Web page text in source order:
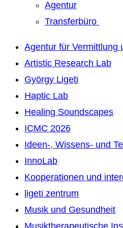
Agentur
Transferbüro
Agentur für Vermittlung
Artistic Research Lab
György Ligeti
Haptic Lab
Healing Soundscapes
ICMC 2026
Ideen-, Wissens- und
InnoLab
Kooperationen und
ligeti zentrum
Musik und Gesundheit
Musiktherapeutische